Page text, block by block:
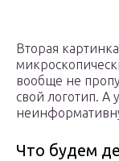
Вторая
вообще не
свой логотип. А
Что будем